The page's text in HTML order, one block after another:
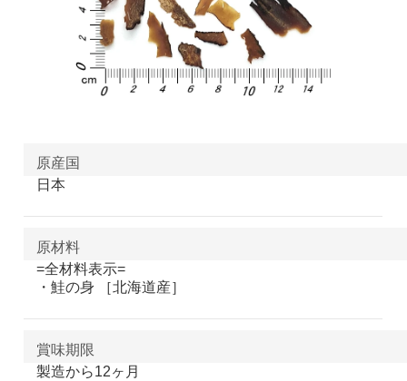
原産国
日本
原材料
=全材料表示=
・鮭の身 ［北海道産］
賞味期限
製造から12ヶ月